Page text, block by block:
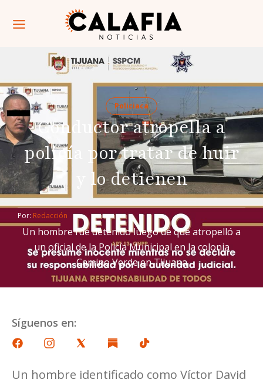
Policiaca
Conductor atropella a
policía por tratar de huir
y lo detienen
Por: Redacción
Un hombre fue detenido luego de que atropelló a
un oficial de la Policía Municipal en la colonia
Camino Verde en Tijuana
Síguenos en:
Un hombre identificado como Víctor David